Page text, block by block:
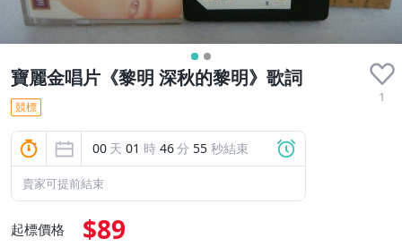
寶麗金唱片《黎明 深秋的黎明》歌詞
1
競標
00 天 01 時 46分 55 秒結束
賣家可提前結束
起標價格 $89